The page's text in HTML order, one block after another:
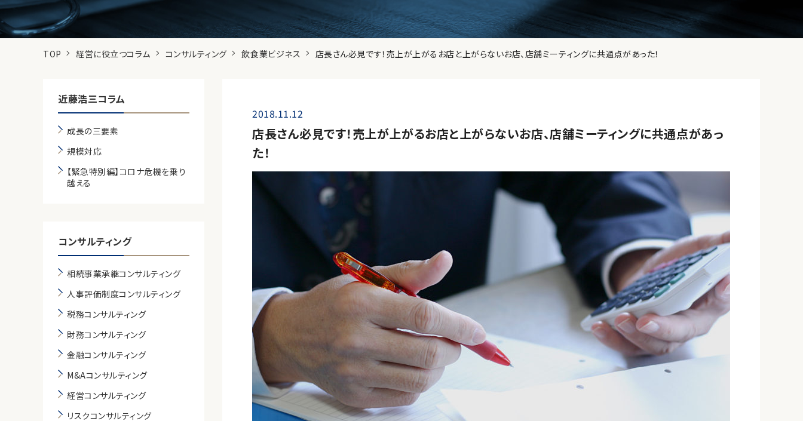
TOP 経営に役立つコラム コンサルティング 飲食業ビジネス 店長さん必見です！売上が上がるお店と上がらないお店、店舗ミーティングに共通点があった！
2018.11.12
店長さん必見です！売上が上がるお店と上がらないお店、店舗ミーティングに共通点があっ
た！
近藤浩三コラム
成長の三要素
規模対応
【緊急特別編】コロナ危機を乗り
越える
コンサルティング
相続事業承継コンサルティング
人事評価制度コンサルティング
税務コンサルティング
財務コンサルティング
金融コンサルティング
M&Aコンサルティング
経営コンサルティング
リスクコンサルティング